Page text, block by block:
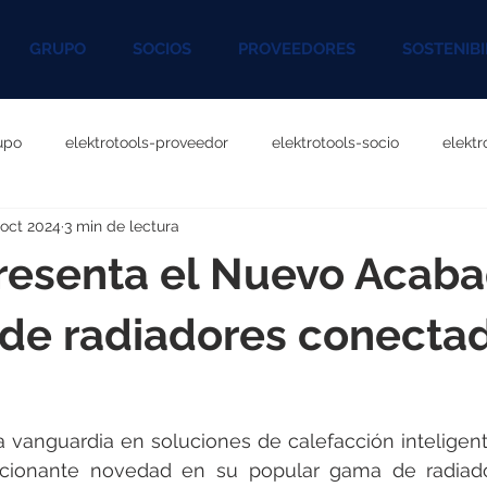
GRUPO SOCIOS PROVEEDORES
elektrotools-proveedor elektrotools-socio
P060000 elektrotools-P027000
P096000 elektrotools-P041000 elektrotools-
el Nuevo
radiadores
2024 3 min de lectura
vanguardia en soluciones de calefacción